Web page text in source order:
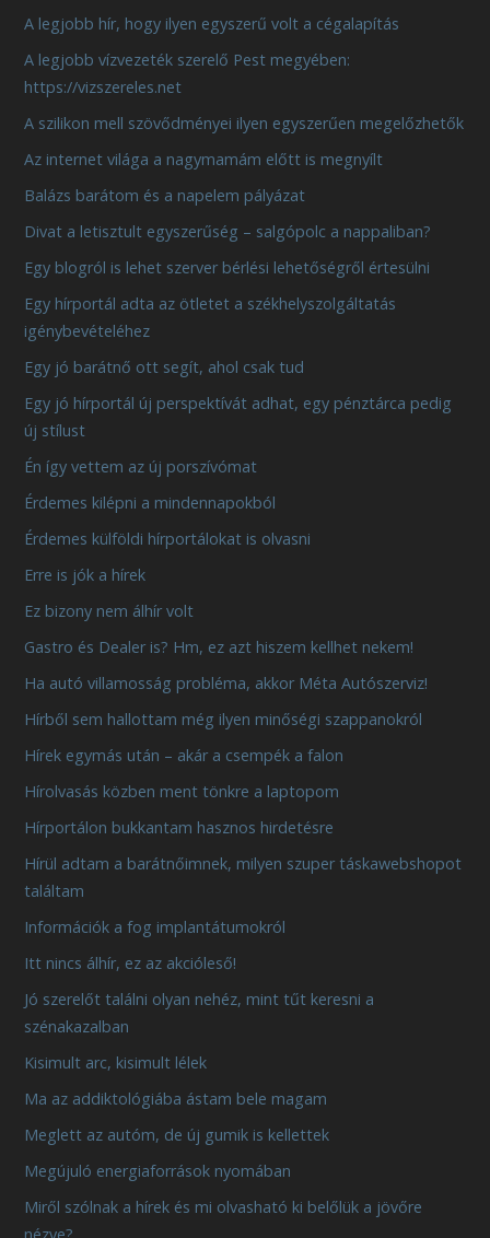
A legjobb hír, hogy ilyen egyszerű volt a cégalapítás
A legjobb vízvezeték szerelő Pest megyében:
https://vizszereles.net
A szilikon mell szövődményei ilyen egyszerűen megelőzhetők
Az internet világa a nagymamám előtt is megnyílt
Balázs barátom és a napelem pályázat
Divat a letisztult egyszerűség – salgópolc a nappaliban?
Egy blogról is lehet szerver bérlési lehetőségről értesülni
Egy hírportál adta az ötletet a székhelyszolgáltatás
igénybevételéhez
Egy jó barátnő ott segít, ahol csak tud
Egy jó hírportál új perspektívát adhat, egy pénztárca pedig
új stílust
Én így vettem az új porszívómat
Érdemes kilépni a mindennapokból
Érdemes külföldi hírportálokat is olvasni
Erre is jók a hírek
Ez bizony nem álhír volt
Gastro és Dealer is? Hm, ez azt hiszem kellhet nekem!
Ha autó villamosság probléma, akkor Méta Autószerviz!
Hírből sem hallottam még ilyen minőségi szappanokról
Hírek egymás után – akár a csempék a falon
Hírolvasás közben ment tönkre a laptopom
Hírportálon bukkantam hasznos hirdetésre
Hírül adtam a barátnőimnek, milyen szuper táskawebshopot
találtam
Információk a fog implantátumokról
Itt nincs álhír, ez az akcióleső!
Jó szerelőt találni olyan nehéz, mint tűt keresni a
szénakazalban
Kisimult arc, kisimult lélek
Ma az addiktológiába ástam bele magam
Meglett az autóm, de új gumik is kellettek
Megújuló energiaforrások nyomában
Miről szólnak a hírek és mi olvasható ki belőlük a jövőre